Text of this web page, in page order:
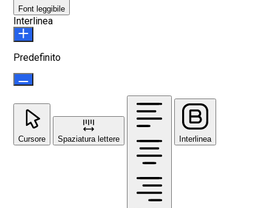
Font leggibile
Interlinea
Predefinito
Cursore Spaziatura lettere Interlinea